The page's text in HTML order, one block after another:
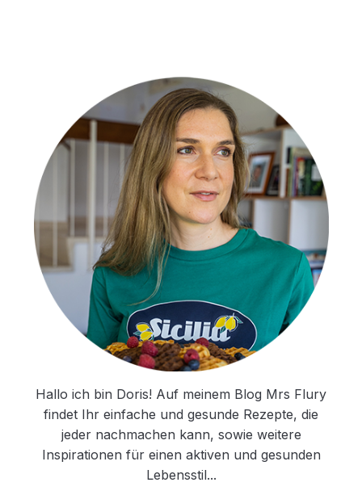
Hallo ich bin Doris! Auf meinem Blog Mrs Flury
findet Ihr einfache und gesunde Rezepte, die
jeder nachmachen kann, sowie weitere
Inspirationen für einen aktiven und gesunden
Lebensstil...